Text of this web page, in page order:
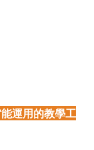
運用的教學工